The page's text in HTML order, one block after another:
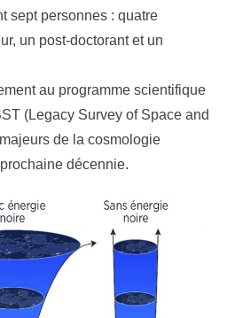
sept personnes : quatre
un post-doctorant et un
au programme scientifique
(Legacy Survey of Space and
de la cosmologie
décennie.